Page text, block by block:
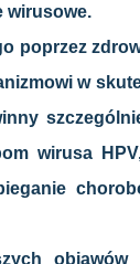
wirusowe.
poprzez
w
wirusa